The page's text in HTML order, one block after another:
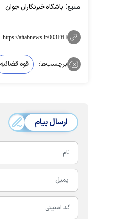
منبع: باشگاه خبرنگاران جوان
https://aftabnews.ir/003FfH
برچسب‌ها: قوه قضائیه
ارسال پیام